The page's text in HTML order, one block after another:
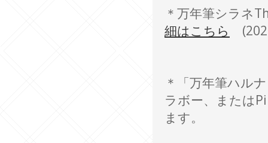
＊万年筆シラネ
細はこちら
＊「万年筆ハル
ラボー、または
ます。